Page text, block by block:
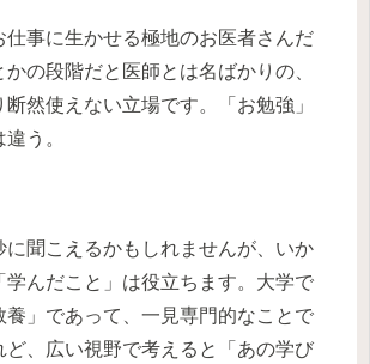
仕事に生かせる極地のお医者さんだ
の段階だと医師とは名ばかりの、
然使えない立場です。「お勉強」
う。
に聞こえるかもしれませんが、いか
学んだこと」は役立ちます。大学で
養」であって、一見専門的なことで
ど、広い視野で考えると「あの学び